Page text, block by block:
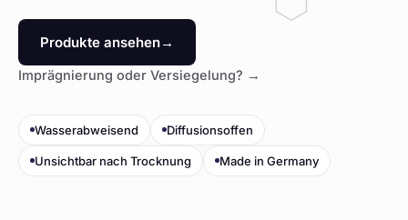
Produkte ansehen→
Imprägnierung oder Versiegelung? →
Wasserabweisend Diffusionsoffen
Unsichtbar nach Trocknung Made in Germany